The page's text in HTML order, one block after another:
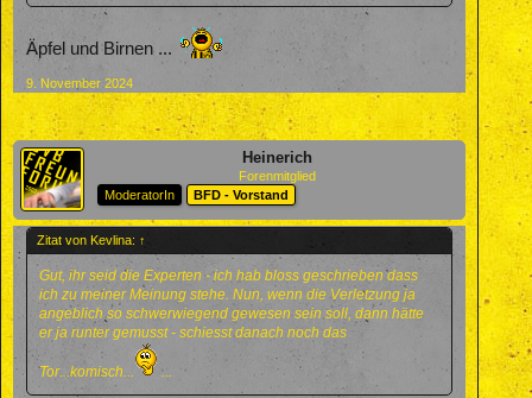
Äpfel und Birnen ...
9. November 2024
Heinerich
Forenmitglied
ModeratorIn
BFD - Vorstand
Zitat von Kevlina: ↑
Gut, ihr seid die Experten - ich hab bloss geschrieben dass
ich zu meiner Meinung stehe. Nun, wenn die Verletzung ja
angeblich so schwerwiegend gewesen sein soll, dann hätte
er ja runter gemusst - schiesst danach noch das
Tor...komisch... ...